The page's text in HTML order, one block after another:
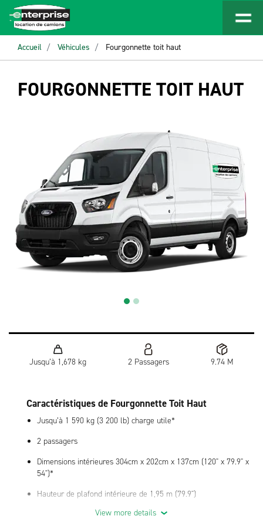
Accueil Véhicules Fourgonnette toit haut
FOURGONNETTE TOIT HAUT
Jusqu’à 1,678 kg 2 Passagers 9.74 M
Caractéristiques de Fourgonnette Toit Haut
Jusqu’à 1 590 kg (3 200 lb) charge utile*
2 passagers
Dimensions intérieures 304cm x 202cm x 137cm (120" x 79.9" x
54")*
Hauteur de plafond intérieure de 1,95 m (79.9")
Option de cloison disponible
View more details